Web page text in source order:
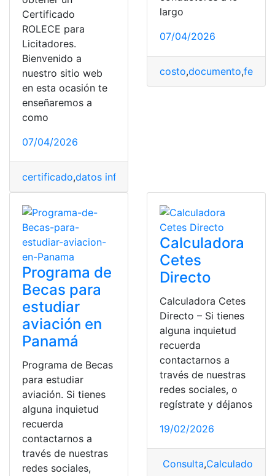
Certificado
ROLECE para
Licitadores.
Bienvenido a
nuestro sitio web
en esta ocasión te
enseñaremos a
como
07/04/2026
certificado,datos informativos
largo
07/04/2026
costo,documento,
Programa de
Becas para
estudiar
aviación en
Panamá
Programa de Becas
para estudiar
aviación. Si tienes
alguna inquietud
recuerda
contactarnos a
través de nuestras
redes sociales,
Calculadora
Cetes
Directo
Calculadora Cetes
Directo – Si tienes
alguna inquietud
recuerda
contactarnos a
través de nuestras
redes sociales, o
regístrate y déjanos
19/02/2026
Consulta,Calculadora